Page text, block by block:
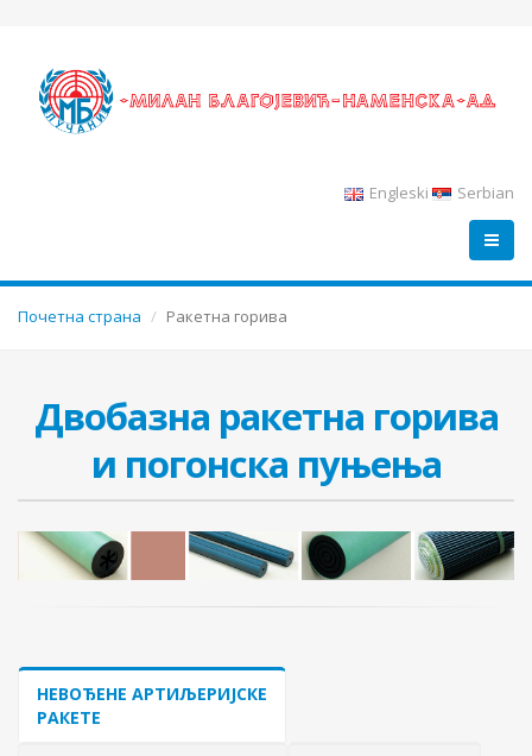
Engleski Serbian
Почетна страна Ракетна горива
Двобазна ракетна горива
и погонска пуњења
НЕВОЂЕНЕ АРТИЉЕРИЈСКЕ
РАКЕТЕ